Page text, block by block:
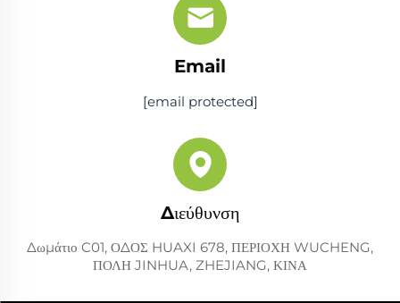
Email
[email protected]
Διεύθυνση
Δωμάτιο C01, ΟΔΟΣ HUAXI 678, ΠΕΡΙΟΧΗ WUCHENG,
ΠΟΛΗ JINHUA, ZHEJIANG, ΚΙΝΑ